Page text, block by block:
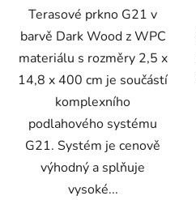
Terasové prkno G21 v
barvě Dark Wood z WPC
materiálu s rozměry 2,5 x
14,8 x 400 cm je součástí
komplexního
podlahového systému
G21. Systém je cenově
výhodný a splňuje
vysoké...